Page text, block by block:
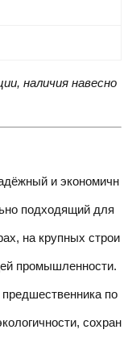
наличия навесно
и экономичн
подходящий для
на крупных строи
промышленности.
по
сохран